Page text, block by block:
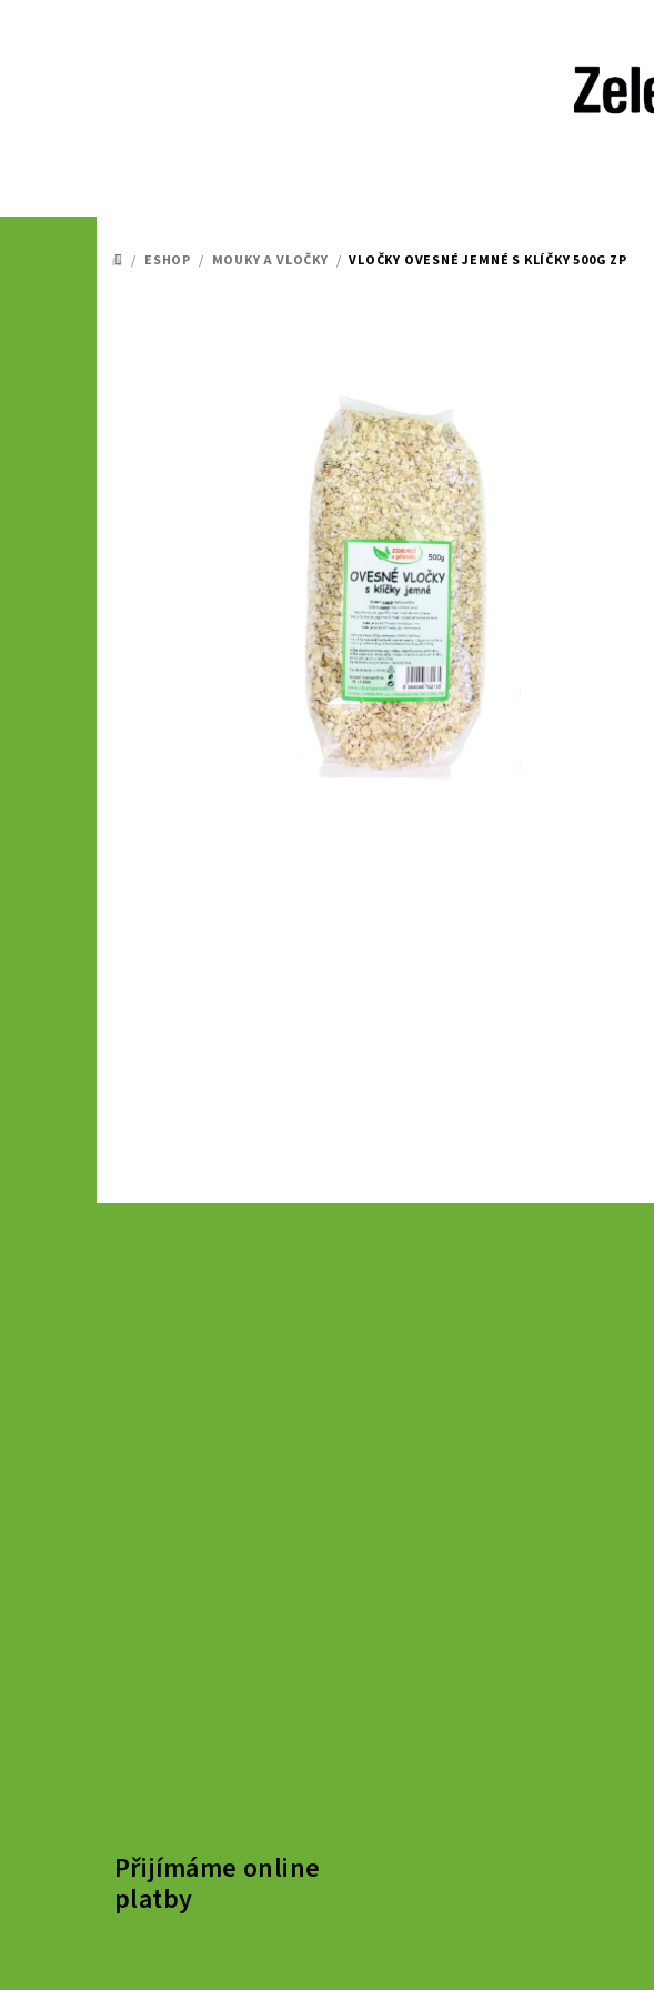
DOMŮ
/ ESHOP / MOUKY A VLOČKY / VLOČKY OVESNÉ JEMNÉ S KLÍČKY 500G ZP
Přijímáme online
platby